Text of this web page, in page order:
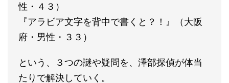
性・４３）
『アラビア文字を背中で書くと？！』（大阪
府・男性・３３）
という、３つの謎や疑問を、澤部探偵が体当
たりで解決していく。